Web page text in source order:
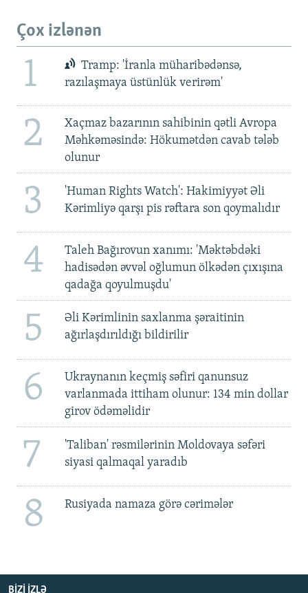
Çox izlənən
1
Tramp: 'İranla müharibədənsə,
razılaşmaya üstünlük verirəm'
2
Xaçmaz bazarının sahibinin qətli Avropa
Məhkəməsində: Hökumətdən cavab tələb
olunur
3
'Human Rights Watch': Hakimiyyət Əli
Kərimliyə qarşı pis rəftara son qoymalıdır
4
Taleh Bağırovun xanımı: 'Məktəbdəki
hadisədən əvvəl oğlumun ölkədən çıxışına
qadağa qoyulmuşdu'
5
Əli Kərimlinin saxlanma şəraitinin
ağırlaşdırıldığı bildirilir
6
Ukraynanın keçmiş səfiri qanunsuz
varlanmada ittiham olunur: 134 min dollar
girov ödəməlidir
7
'Taliban' rəsmilərinin Moldovaya səfəri
siyasi qalmaqal yaradıb
8 Rusiyada namaza görə cərimələr
BIZI IZLƏ